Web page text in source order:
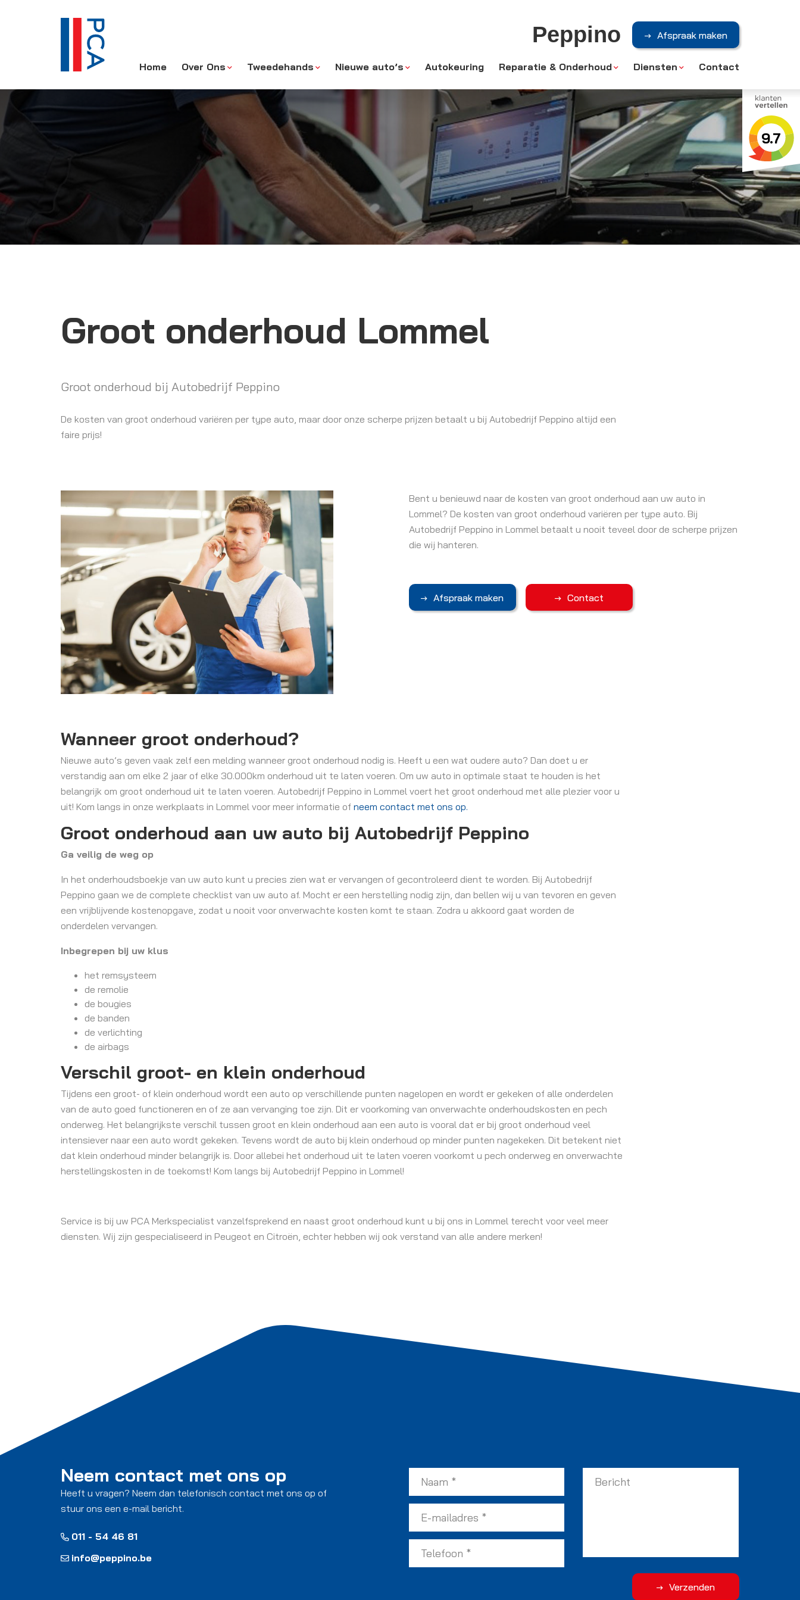
Peppino Afspraak maken
Home Over Ons Tweedehands Nieuwe auto’s Autokeuring Reparatie & Onderhoud Diensten Contact
9.7
Groot onderhoud Lommel
Groot onderhoud bij Autobedrijf Peppino
De kosten van groot onderhoud variëren per type auto, maar door onze scherpe prijzen betaalt u bij Autobedrijf Peppino altijd een
faire prijs!
Bent u benieuwd naar de kosten van groot onderhoud aan uw auto in
Lommel? De kosten van groot onderhoud variëren per type auto. Bij
Autobedrijf Peppino in Lommel betaalt u nooit teveel door de scherpe prijzen
die wij hanteren.
Afspraak maken Contact
Wanneer groot onderhoud?
Nieuwe auto’s geven vaak zelf een melding wanneer groot onderhoud nodig is. Heeft u een wat oudere auto? Dan doet u er
verstandig aan om elke 2 jaar of elke 30.000km onderhoud uit te laten voeren. Om uw auto in optimale staat te houden is het
belangrijk om groot onderhoud uit te laten voeren. Autobedrijf Peppino in Lommel voert het groot onderhoud met alle plezier voor u
uit! Kom langs in onze werkplaats in Lommel voor meer informatie of neem contact met ons op.
Groot onderhoud aan uw auto bij Autobedrijf Peppino
Ga veilig de weg op
In het onderhoudsboekje van uw auto kunt u precies zien wat er vervangen of gecontroleerd dient te worden. Bij Autobedrijf
Peppino gaan we de complete checklist van uw auto af. Mocht er een herstelling nodig zijn, dan bellen wij u van tevoren en geven
een vrijblijvende kostenopgave, zodat u nooit voor onverwachte kosten komt te staan. Zodra u akkoord gaat worden de
onderdelen vervangen.
Inbegrepen bij uw klus
het remsysteem
de remolie
de bougies
de banden
de verlichting
de airbags
Verschil groot- en klein onderhoud
Tijdens een groot- of klein onderhoud wordt een auto op verschillende punten nagelopen en wordt er gekeken of alle onderdelen
van de auto goed functioneren en of ze aan vervanging toe zijn. Dit er voorkoming van onverwachte onderhoudskosten en pech
onderweg. Het belangrijkste verschil tussen groot en klein onderhoud aan een auto is vooral dat er bij groot onderhoud veel
intensiever naar een auto wordt gekeken. Tevens wordt de auto bij klein onderhoud op minder punten nagekeken. Dit betekent niet
dat klein onderhoud minder belangrijk is. Door allebei het onderhoud uit te laten voeren voorkomt u pech onderweg en onverwachte
herstellingskosten in de toekomst! Kom langs bij Autobedrijf Peppino in Lommel!
Service is bij uw PCA Merkspecialist vanzelfsprekend en naast groot onderhoud kunt u bij ons in Lommel terecht voor veel meer
diensten. Wij zijn gespecialiseerd in Peugeot en Citroën, echter hebben wij ook verstand van alle andere merken!
Neem contact met ons op
Heeft u vragen? Neem dan telefonisch contact met ons op of
stuur ons een e-mail bericht.
011 - 54 46 81
info@peppino.be
Verzenden